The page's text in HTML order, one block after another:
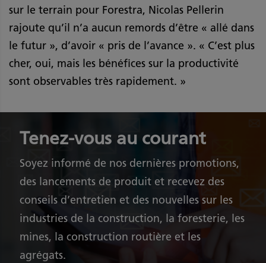
sur le terrain pour Forestra, Nicolas Pellerin
rajoute qu’il n’a aucun remords d’être « allé dans
le futur », d’avoir « pris de l’avance ». « C’est plus
cher, oui, mais les bénéfices sur la productivité
sont observables très rapidement. »
Tenez-vous au courant
Soyez informé de nos dernières promotions,
des lancements de produit et recevez des
conseils d’entretien et des nouvelles sur les
industries de la construction, la foresterie, les
mines, la construction routière et les
agrégats.